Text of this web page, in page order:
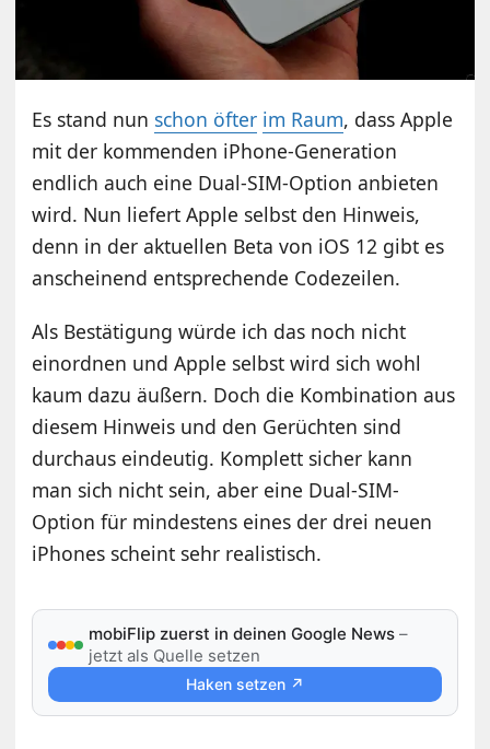
Es stand nun schon öfter im Raum, dass Apple
mit der kommenden iPhone-Generation
endlich auch eine Dual-SIM-Option anbieten
wird. Nun liefert Apple selbst den Hinweis,
denn in der aktuellen Beta von iOS 12 gibt es
anscheinend entsprechende Codezeilen.
Als Bestätigung würde ich das noch nicht
einordnen und Apple selbst wird sich wohl
kaum dazu äußern. Doch die Kombination aus
diesem Hinweis und den Gerüchten sind
durchaus eindeutig. Komplett sicher kann
man sich nicht sein, aber eine Dual-SIM-
Option für mindestens eines der drei neuen
iPhones scheint sehr realistisch.
mobiFlip zuerst in deinen Google News –
jetzt als Quelle setzen
Haken setzen ↗